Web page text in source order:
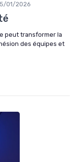
01/2026
peut transformer la
des équipes et